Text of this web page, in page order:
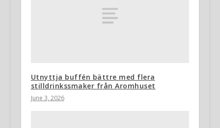
Utnyttja buffén bättre med flera
stilldrinkssmaker från Aromhuset
June 3, 2026